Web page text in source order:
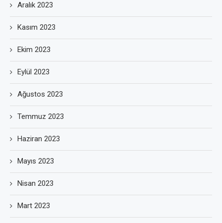
Aralık 2023
Kasım 2023
Ekim 2023
Eylül 2023
Ağustos 2023
Temmuz 2023
Haziran 2023
Mayıs 2023
Nisan 2023
Mart 2023